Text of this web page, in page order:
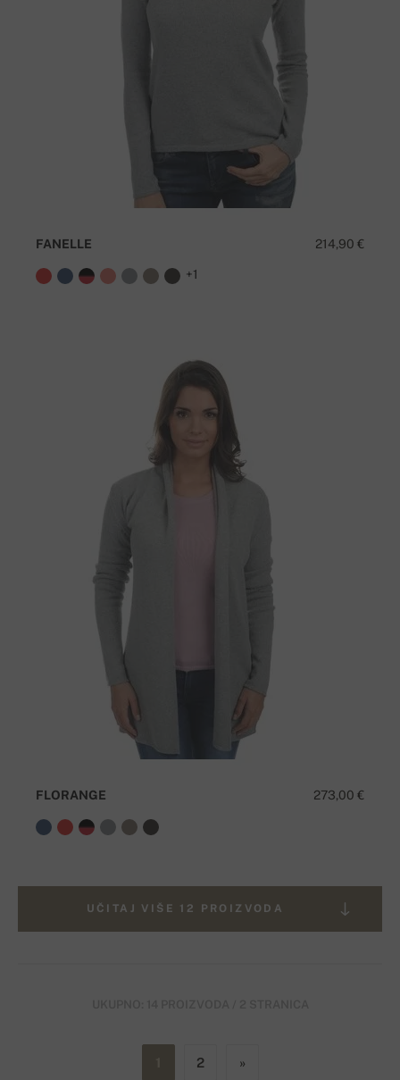
214,90 €
FANELLE
+1
273,00 €
FLORANGE
UČITAJ VIŠE 12 PROIZVODA
2 »